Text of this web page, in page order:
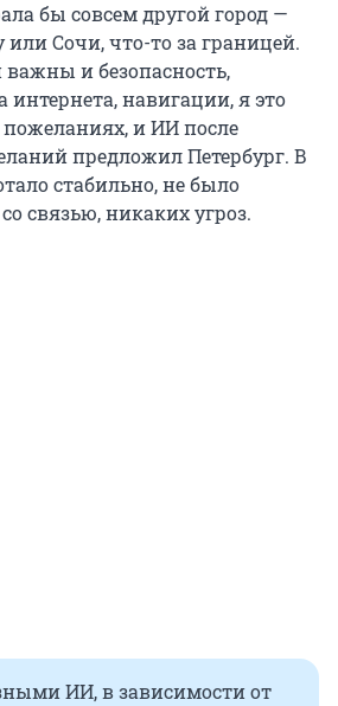
бы совсем другой город —
Сочи, что-то за границей.
и безопасность,
интернета, навигации, я это
и ИИ после
предложил Петербург. В
стабильно, не было
связью, никаких угроз.
ИИ, в зависимости от